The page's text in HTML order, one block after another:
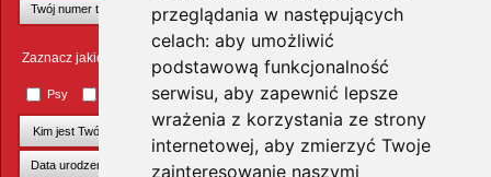
przeglądania w następujących
celach: aby umożliwić
podstawową funkcjonalność
serwisu, aby zapewnić lepsze
wrażenia z korzystania ze strony
internetowej, aby zmierzyć Twoje
zainteresowanie naszymi
Zaznacz jakie zwierzęta Cię interesują
Psy Małe ssaki Ptaki Inne zwierzęta